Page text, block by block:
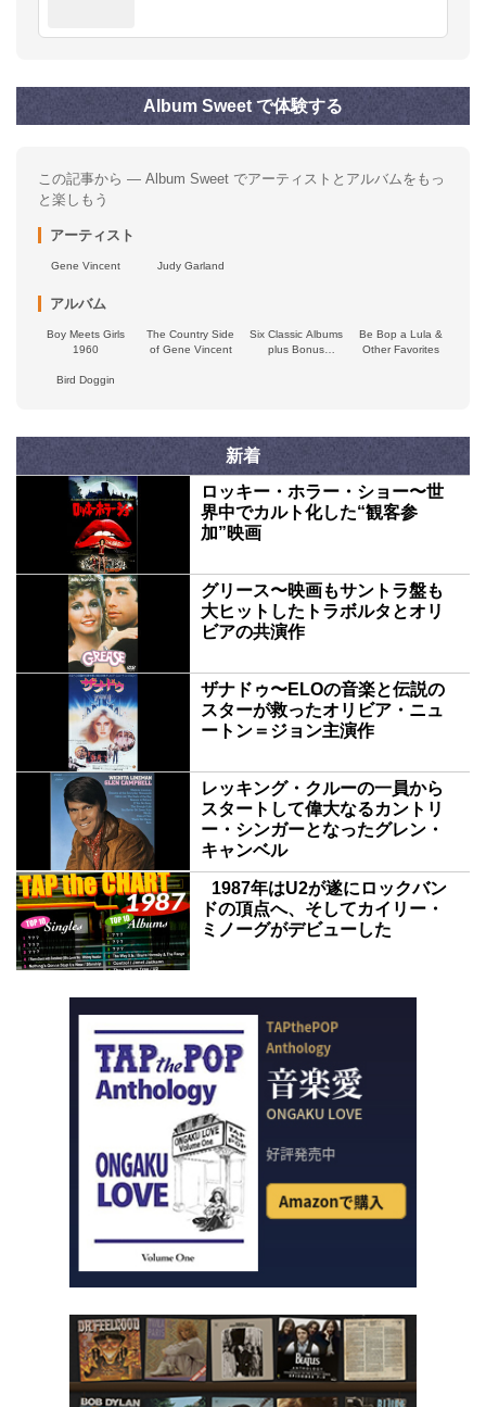
Album Sweet で体験する
この記事から — Album Sweet でアーティストとアルバムをもっ
と楽しもう
アーティスト
Gene Vincent Judy Garland
アルバム
Boy Meets Girls
1960
The Country Side
of Gene Vincent
Six Classic Albums
plus Bonus
Be Bop a Lula &
Other Favorites
Bird Doggin
新着
ロッキー・ホラー・ショー〜世
界中でカルト化した“観客参
加”映画
グリース〜映画もサントラ盤も
大ヒットしたトラボルタとオリ
ビアの共演作
ザナドゥ〜ELOの音楽と伝説の
スターが救ったオリビア・ニュ
ートン＝ジョン主演作
レッキング・クルーの一員から
スタートして偉大なるカントリ
ー・シンガーとなったグレン・
キャンベル
1987年はU2が遂にロックバン
ドの頂点へ、そしてカイリー・
ミノーグがデビューした